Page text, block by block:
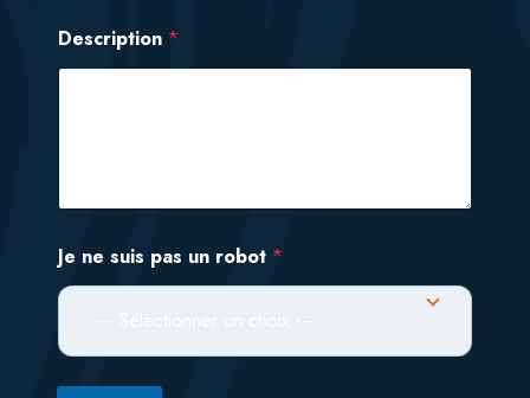
Description *
n
e
J
Je ne suis pas un robot *